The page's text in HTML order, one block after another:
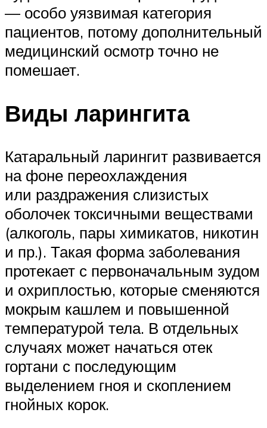
— особо уязвимая категория
пациентов, потому дополнительный
медицинский осмотр точно не
помешает.
Виды ларингита
Катаральный ларингит развивается
на фоне переохлаждения
или раздражения слизистых
оболочек токсичными веществами
(алкоголь, пары химикатов, никотин
и пр.). Такая форма заболевания
протекает с первоначальным зудом
и охриплостью, которые сменяются
мокрым кашлем и повышенной
температурой тела. В отдельных
случаях может начаться отек
гортани с последующим
выделением гноя и скоплением
гнойных корок.